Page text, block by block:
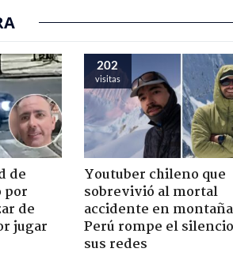
de
por
de
jugar
202
visitas
Youtuber chileno que
sobrevivió al mortal
accidente en
Perú rompe el
sus redes